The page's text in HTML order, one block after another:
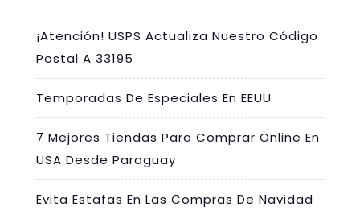
¡Atención! USPS Actualiza Nuestro Código
Postal A 33195
Temporadas De Especiales En EEUU
7 Mejores Tiendas Para Comprar Online En
USA Desde Paraguay
Evita Estafas En Las Compras De Navidad